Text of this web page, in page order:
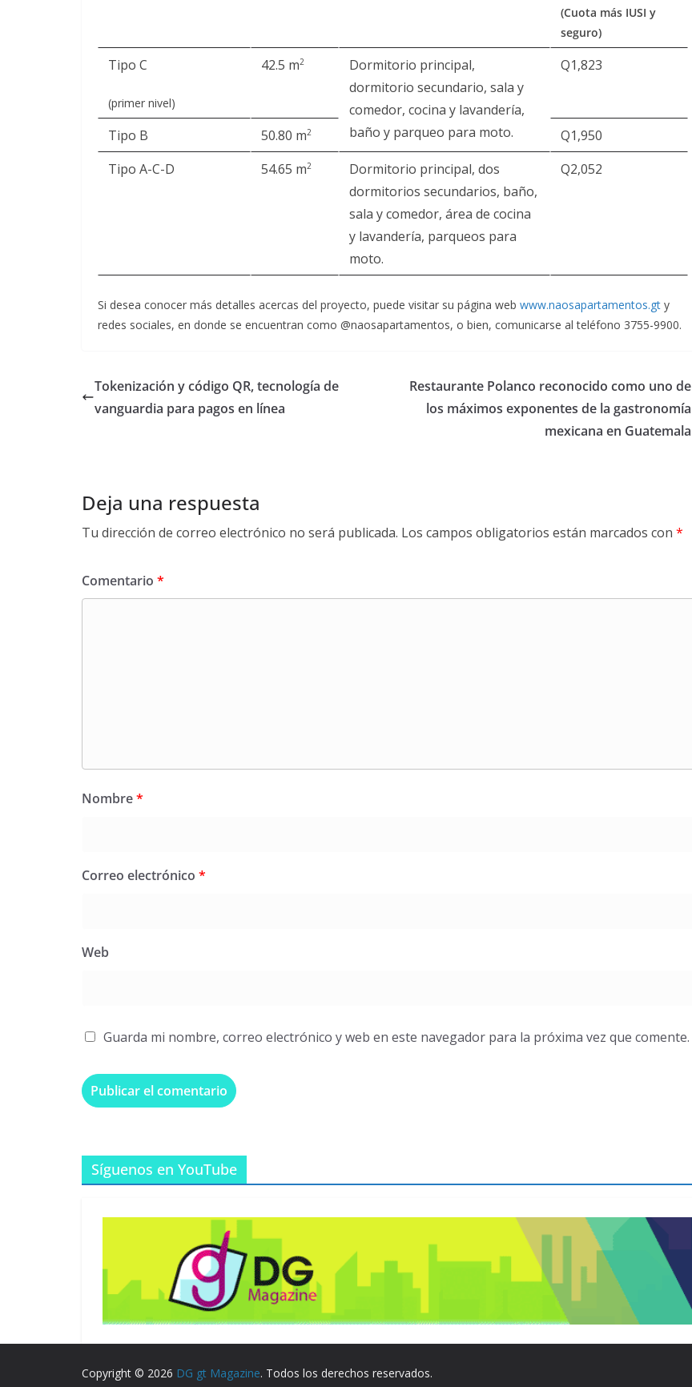
(Cuota más IUSI y
seguro)
Tipo C
(primer nivel)
42.5 m2
Dormitorio principal,
dormitorio secundario, sala y
comedor, cocina y lavandería,
baño y parqueo para moto.
Q1,823
Tipo B 50.80 m2
Q1,950
Tipo A-C-D
54.65 m2
Dormitorio principal, dos
dormitorios secundarios, baño,
sala y comedor, área de cocina
y lavandería, parqueos para
moto.
Q2,052
Si desea conocer más detalles acercas del proyecto, puede visitar su página web www.naosapartamentos.gt y
redes sociales, en donde se encuentran como @naosapartamentos, o bien, comunicarse al teléfono 3755-9900.
Tokenización y código QR, tecnología de
vanguardia para pagos en línea
Restaurante Polanco reconocido como uno de
los máximos exponentes de la gastronomía
mexicana en Guatemala
Deja una respuesta
Tu dirección de correo electrónico no será publicada. Los campos obligatorios están marcados con *
Comentario *
Nombre*
Correo electrónico *
Web
Guarda mi nombre, correo electrónico y web en este navegador para la próxima vez que comente.
Síguenos en YouTube
Copyright © 2026 DG gt Magazine. Todos los derechos reservados.